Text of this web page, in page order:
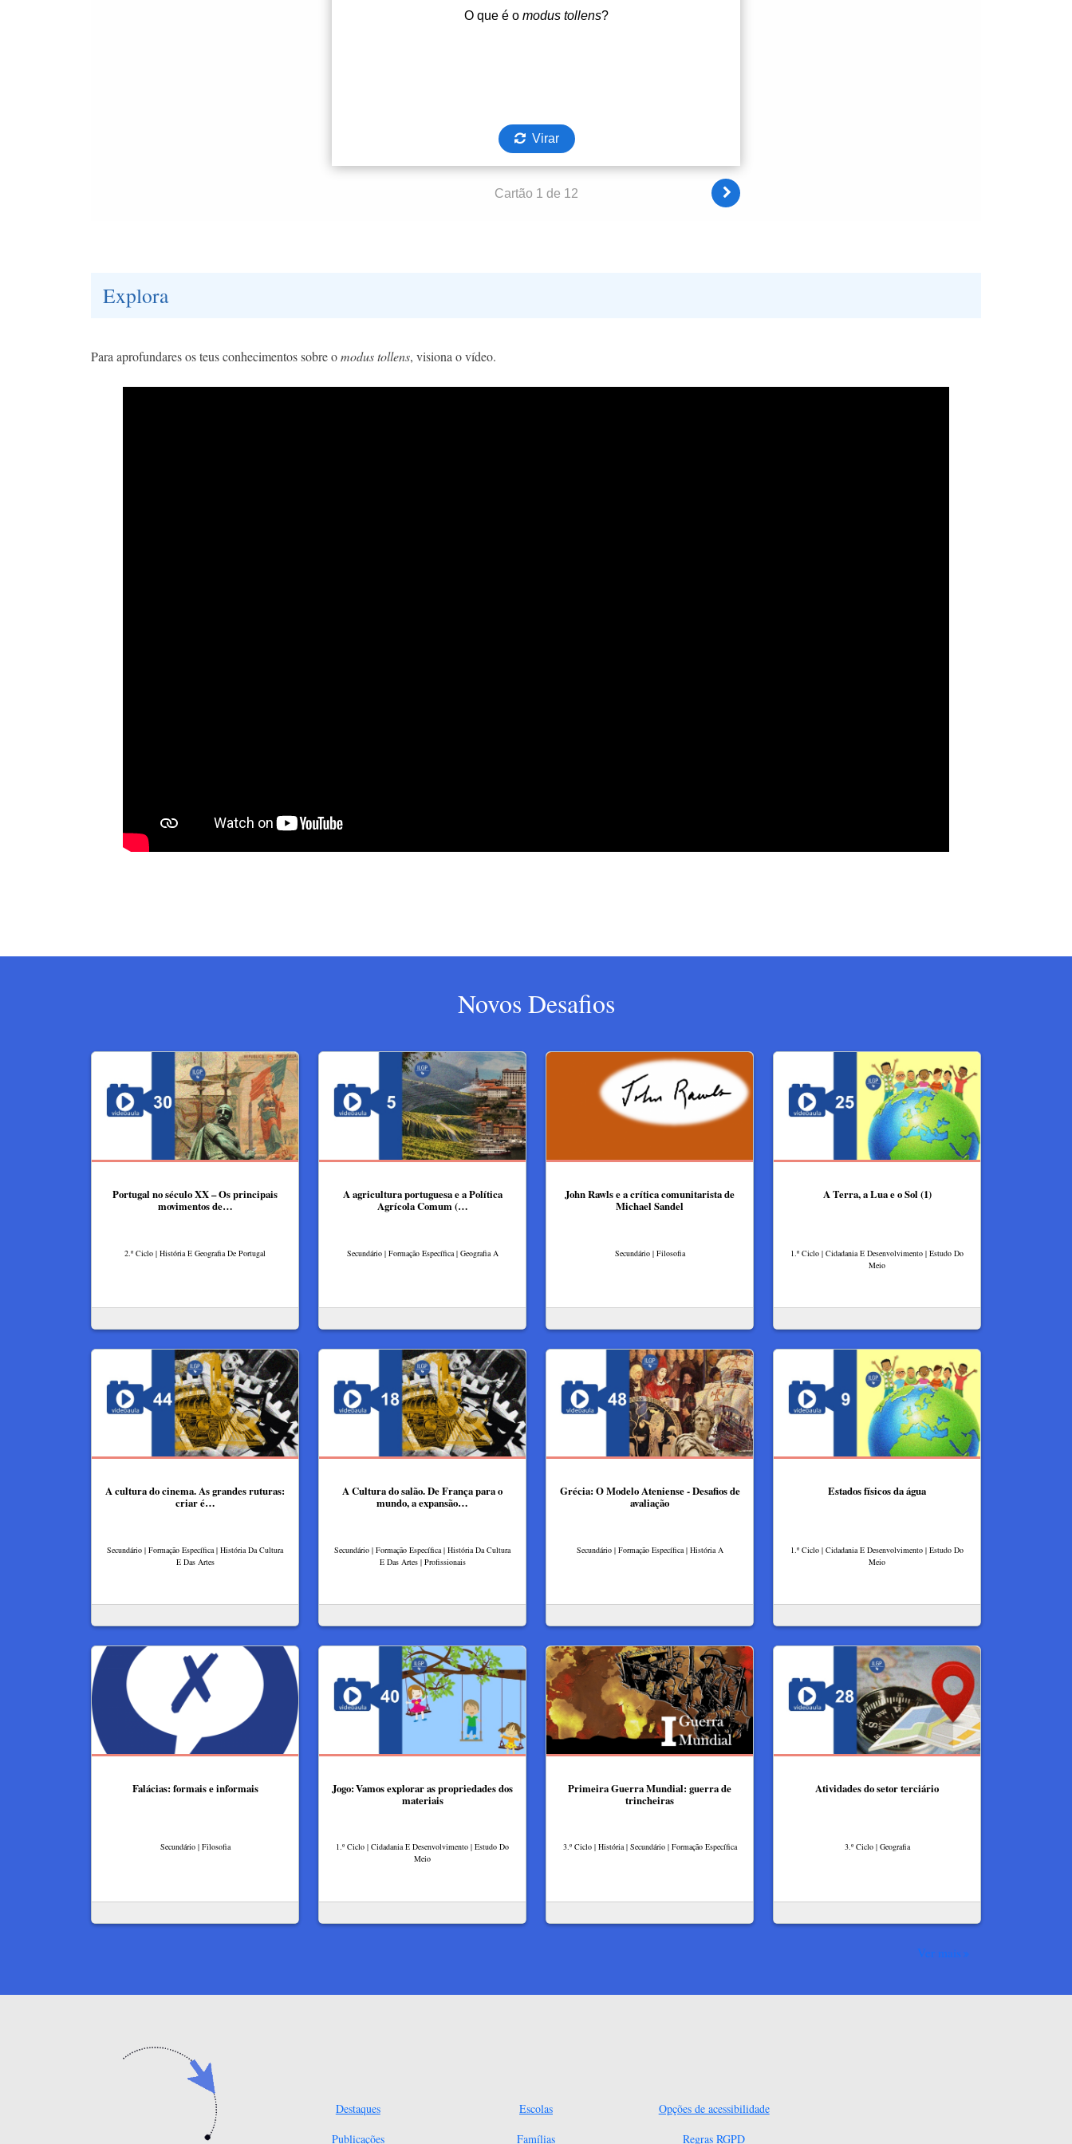
Explora
Para aprofundares os teus conhecimentos sobre omodus tollens, visiona o vídeo.
Novos Desafios
Portugal no século XX – Os principais
movimentos de…
2.º Ciclo | História E Geografia De Portugal
A agricultura portuguesa e a Política
Agrícola Comum (…
Secundário | Formação Específica | Geografia A
John Rawls e a crítica comunitarista de
Michael Sandel
Secundário | Filosofia
A Terra, a Lua e o Sol (1)
1.º Ciclo | Cidadania E Desenvolvimento | Estudo Do
Meio
A cultura do cinema. As grandes ruturas:
criar é…
Secundário | Formação Específica | História Da Cultura
E Das Artes
A Cultura do salão. De França para o
mundo, a expansão…
Secundário | Formação Específica | História Da Cultura
E Das Artes | Profissionais
Grécia: O Modelo Ateniense - Desafios de
avaliação
Secundário | Formação Específica | História A
Estados físicos da água
1.º Ciclo | Cidadania E Desenvolvimento | Estudo Do
Meio
Falácias: formais e informais​
Secundário | Filosofia
Jogo: Vamos explorar as propriedades dos
materiais
1.º Ciclo | Cidadania E Desenvolvimento | Estudo Do
Meio
Primeira Guerra Mundial: guerra de
trincheiras
3.º Ciclo | História | Secundário | Formação Específica
Atividades do setor terciário
3.º Ciclo | Geografia
Ver mais
Destaques
Publicações
Escolas
Famílias
Opções de acessibilidade
Regras RGPD